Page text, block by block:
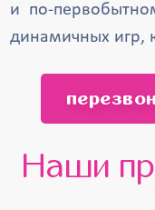
и по-
динамичных игр,
Наши